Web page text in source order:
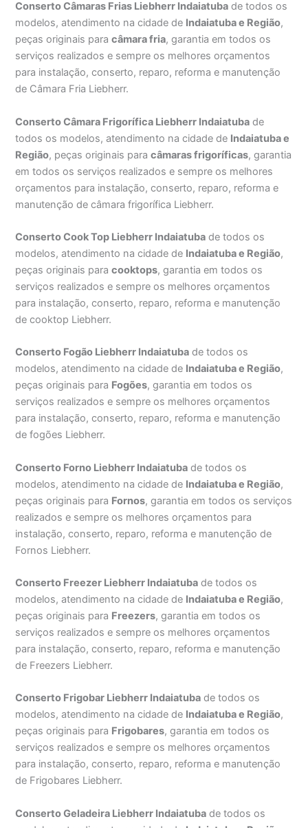
Conserto Câmaras Frias Liebherr Indaiatuba de todos os
modelos, atendimento na cidade de Indaiatuba e Região,
peças originais paracâmara fria, garantia em todos os
serviços realizados e sempre os melhores orçamentos
para instalação, conserto, reparo, reforma e manutenção
de Câmara Fria Liebherr.
Conserto Câmara Frigorífica Liebherr Indaiatuba de
todos os modelos, atendimento na cidade de Indaiatuba e
Região, peças originais paracâmaras frigoríficas, garantia
em todos os serviços realizados e sempre os melhores
orçamentos para instalação, conserto, reparo, reforma e
manutenção de câmara frigorífica Liebherr.
Conserto Cook Top Liebherr Indaiatuba de todos os
modelos, atendimento na cidade de Indaiatuba e Região,
peças originais paracooktops, garantia em todos os
serviços realizados e sempre os melhores orçamentos
para instalação, conserto, reparo, reforma e manutenção
de cooktop Liebherr.
Conserto Fogão Liebherr Indaiatuba de todos os
modelos, atendimento na cidade de Indaiatuba e Região,
peças originais para Fogões, garantia em todos os
serviços realizados e sempre os melhores orçamentos
para instalação, conserto, reparo, reforma e manutenção
de fogões Liebherr.
Conserto Forno Liebherr Indaiatuba de todos os
modelos, atendimento na cidade de Indaiatuba e Região,
peças originais para Fornos, garantia em todos os serviços
realizados e sempre os melhores orçamentos para
instalação, conserto, reparo, reforma e manutenção de
Fornos Liebherr.
Conserto Freezer Liebherr Indaiatuba de todos os
modelos, atendimento na cidade de Indaiatuba e Região,
peças originais para Freezers, garantia em todos os
serviços realizados e sempre os melhores orçamentos
para instalação, conserto, reparo, reforma e manutenção
de Freezers Liebherr.
Conserto Frigobar Liebherr Indaiatuba de todos os
modelos, atendimento na cidade de Indaiatuba e Região,
peças originais para Frigobares, garantia em todos os
serviços realizados e sempre os melhores orçamentos
para instalação, conserto, reparo, reforma e manutenção
de Frigobares Liebherr.
Conserto Geladeira Liebherr Indaiatuba de todos os